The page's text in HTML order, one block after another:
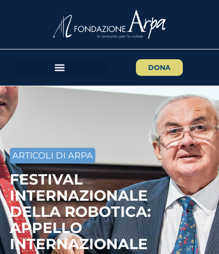
DONA
ARTICOLI DI ARPA
FESTIVAL
INTERNAZIONALE
DELLA ROBOTICA:
APPELLO
INTERNAZIONALE